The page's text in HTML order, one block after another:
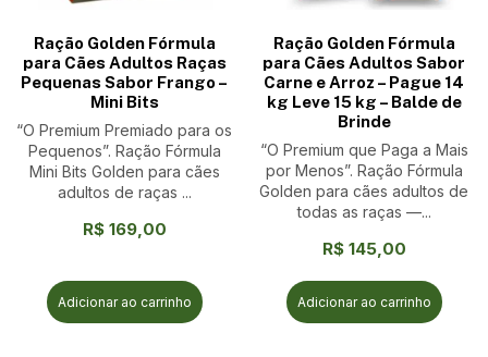
Ração Golden Fórmula
para Cães Adultos Raças
Pequenas Sabor Frango –
Mini Bits
“O Premium Premiado para os
Pequenos”. Ração Fórmula
Mini Bits Golden para cães
adultos de raças ...
R$169,00
Adicionar ao carrinho
Ração Golden Fórmula
para Cães Adultos Sabor
Carne e Arroz – Pague 14
kg Leve 15 kg – Balde de
Brinde
“O Premium que Paga a Mais
por Menos”. Ração Fórmula
Golden para cães adultos de
todas as raças —...
R$145,00
Adicionar ao carrinho